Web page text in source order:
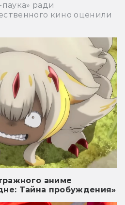
ради
кино оценили
аниме
Тайна пробуждения»